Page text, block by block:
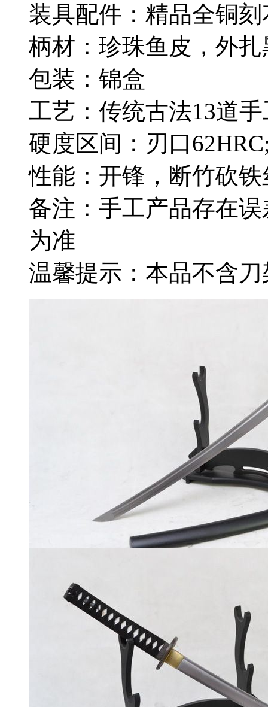
装具配件：精品全铜刻
柄材：珍珠鱼皮，外
包装：锦盒
工艺：传统古法13道
硬度区间：刃口
性能：开锋，断竹砍
备注：手工产品存在
为准
温馨提示：本品不含